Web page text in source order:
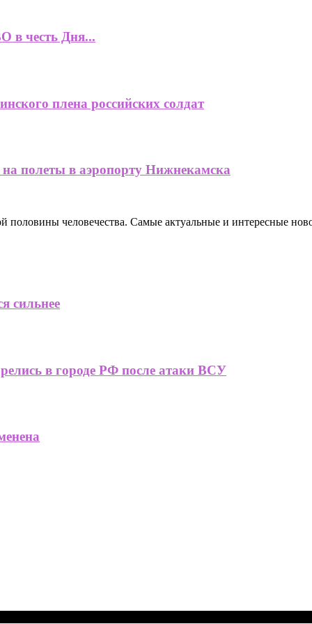
в честь Дня...
плена российских солдат
полеты в аэропорту Нижнекамска
половины человечества. Самые актуальные и интересные
сильнее
в городе РФ после атаки ВСУ